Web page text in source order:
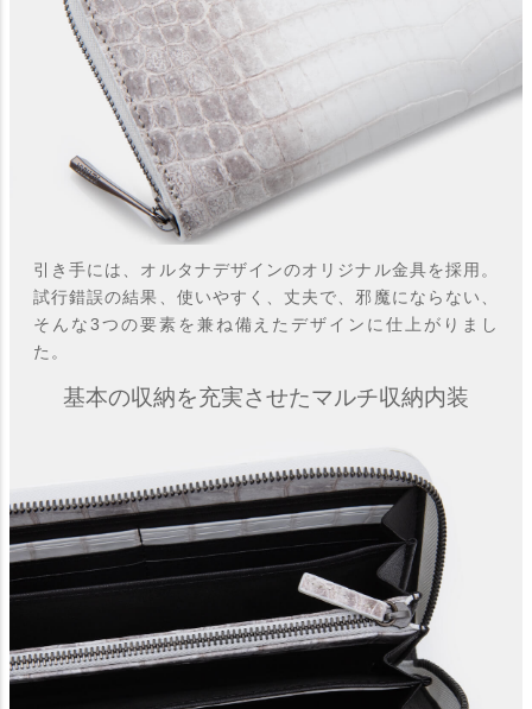
引き手には、オルタナデザインのオリジナル金具を採用。
試行錯誤の結果、使いやすく、丈夫で、邪魔にならない、
そんな3つの要素を兼ね備えたデザインに仕上がりまし
た。
基本の収納を充実させたマルチ収納内装